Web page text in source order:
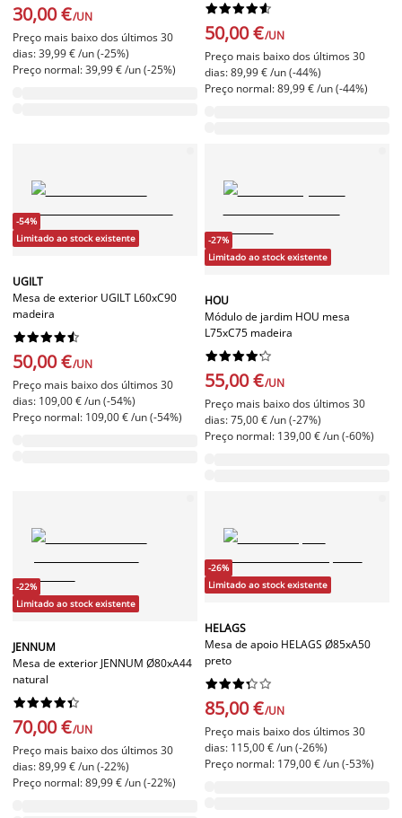
30,00 €/UN
Preço mais baixo dos últimos 30
dias: 39,99 € /un (-25%)
Preço normal: 39,99 € /un (-25%)






50,00 €/UN
Preço mais baixo dos últimos 30
dias: 89,99 € /un (-44%)
Preço normal: 89,99 € /un (-44%)
-54%
Limitado ao stock existente
UGILT
Mesa de exterior UGILT L60xC90
madeira






50,00 €/UN
Preço mais baixo dos últimos 30
dias: 109,00 € /un (-54%)
Preço normal: 109,00 € /un (-54%)
-27%
Limitado ao stock existente
HOU
Módulo de jardim HOU mesa
L75xC75 madeira






55,00 €/UN
Preço mais baixo dos últimos 30
dias: 75,00 € /un (-27%)
Preço normal: 139,00 € /un (-60%)
-22%
Limitado ao stock existente
JENNUM
Mesa de exterior JENNUM Ø80xA44
natural






70,00 €/UN
Preço mais baixo dos últimos 30
dias: 89,99 € /un (-22%)
Preço normal: 89,99 € /un (-22%)
-26%
Limitado ao stock existente
HELAGS
Mesa de apoio HELAGS Ø85xA50
preto






85,00 €/UN
Preço mais baixo dos últimos 30
dias: 115,00 € /un (-26%)
Preço normal: 179,00 € /un (-53%)